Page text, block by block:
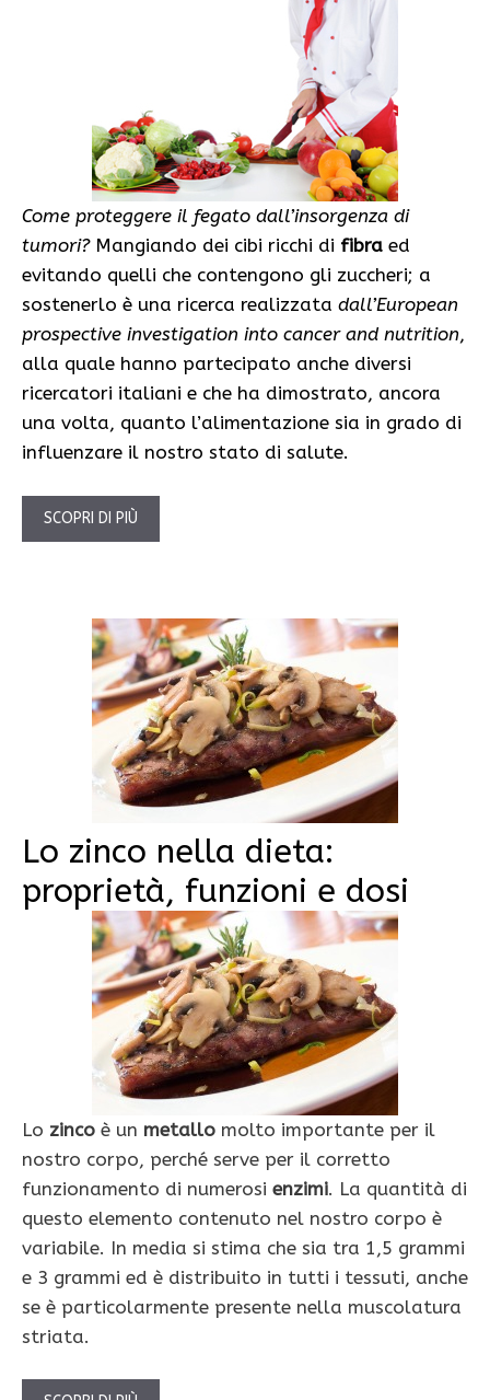
Come proteggere il fegato dall’insorgenza di
tumori?Mangiando dei cibi ricchi di fibra ed
evitando quelli che contengono gli zuccheri; a
sostenerlo è una ricerca realizzata dall’European
prospective investigation into cancer and nutrition,
alla quale hanno partecipato anche diversi
ricercatori italiani e che ha dimostrato, ancora
una volta, quanto l’alimentazione sia in grado di
influenzare il nostro stato di salute.
SCOPRI DI PIÙ
Lo zinco nella dieta:
proprietà, funzioni e dosi
Lo zinco è un metallo molto importante per il
nostro corpo, perché serve per il corretto
funzionamento di numerosi enzimi. La quantità di
questo elemento contenuto nel nostro corpo è
variabile. In media si stima che sia tra 1,5 grammi
e 3 grammi ed è distribuito in tutti i tessuti, anche
se è particolarmente presente nella muscolatura
striata.